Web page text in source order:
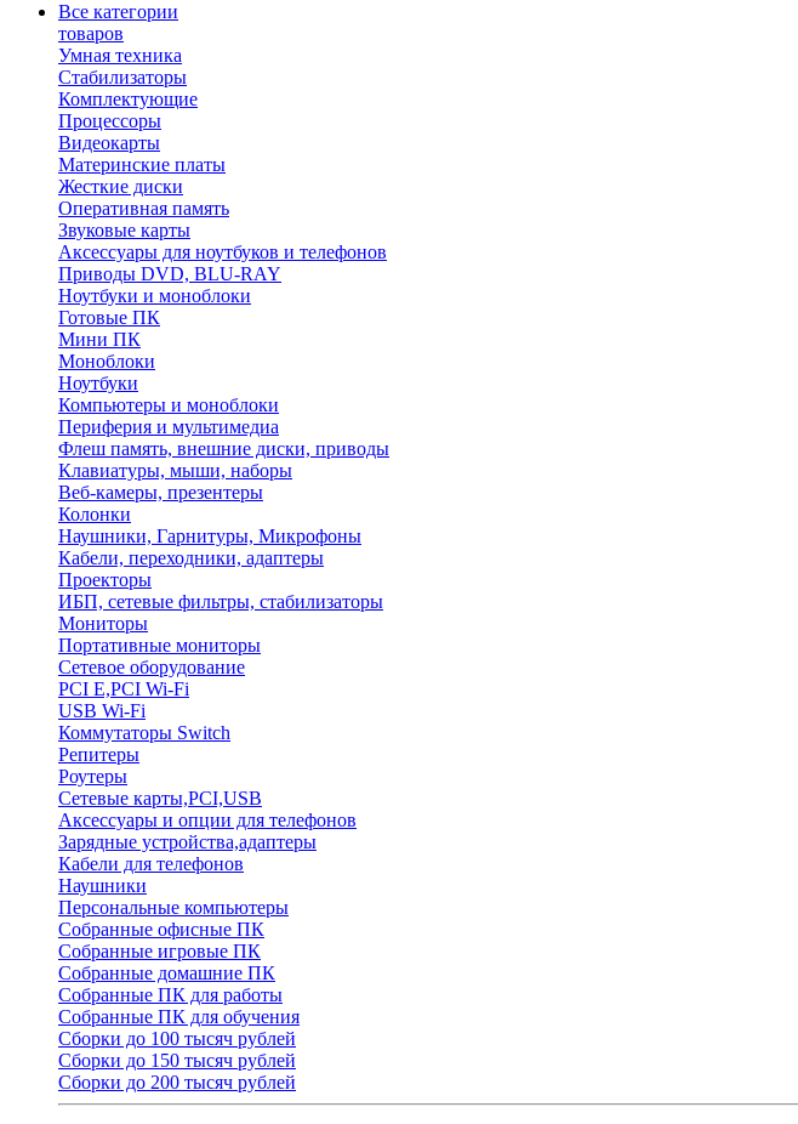
Все категории
товаров
Умная техника
Стабилизаторы
Комплектующие
Процессоры
Видеокарты
Материнские платы
Жесткие диски
Оперативная память
Звуковые карты
Аксессуары для ноутбуков и телефонов
Приводы DVD, BLU-RAY
Ноутбуки и моноблоки
Готовые ПК
Мини ПК
Моноблоки
Ноутбуки
Компьютеры и моноблоки
Периферия и мультимедиа
Флеш память, внешние диски, приводы
Клавиатуры, мыши, наборы
Веб-камеры, презентеры
Колонки
Наушники, Гарнитуры, Микрофоны
Кабели, переходники, адаптеры
Проекторы
ИБП, сетевые фильтры, стабилизаторы
Мониторы
Портативные мониторы
Сетевое оборудование
PCI E,PCI Wi-Fi
USB Wi-Fi
Коммутаторы Switch
Репитеры
Роутеры
Сетевые карты,PCI,USB
Аксессуары и опции для телефонов
Зарядные устройства,адаптеры
Кабели для телефонов
Наушники
Персональные компьютеры
Собранные офисные ПК
Собранные игровые ПК
Собранные домашние ПК
Собранные ПК для работы
Собранные ПК для обучения
Сборки до 100 тысяч рублей
Сборки до 150 тысяч рублей
Сборки до 200 тысяч рублей